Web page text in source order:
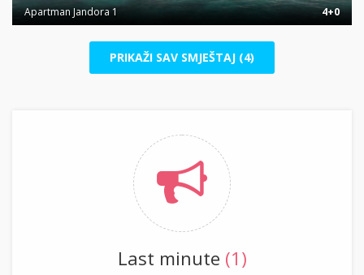
Apartman Jandora 1 4+0
PRIKAŽI SAV SMJEŠTAJ (4)
Last minute (1)